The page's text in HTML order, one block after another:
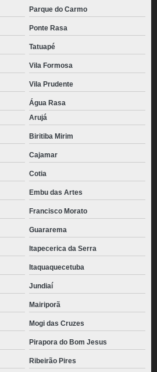
Parque do Carmo
Ponte Rasa
Tatuapé
Vila Formosa
Vila Prudente
Água Rasa
Arujá
Biritiba Mirim
Cajamar
Cotia
Embu das Artes
Francisco Morato
Guararema
Itapecerica da Serra
Itaquaquecetuba
Jundiaí
Mairiporã
Mogi das Cruzes
Pirapora do Bom Jesus
Ribeirão Pires